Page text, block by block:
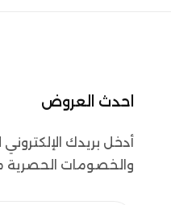
احدث العروض
أدخل بريدك
والخصومات الحصرية